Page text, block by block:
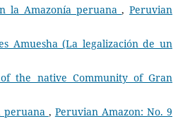
la Amazonía peruana,Peruvian
Amuesha (La legalización de un
the native Community of Gran
peruana , Peruvian Amazon: No. 9